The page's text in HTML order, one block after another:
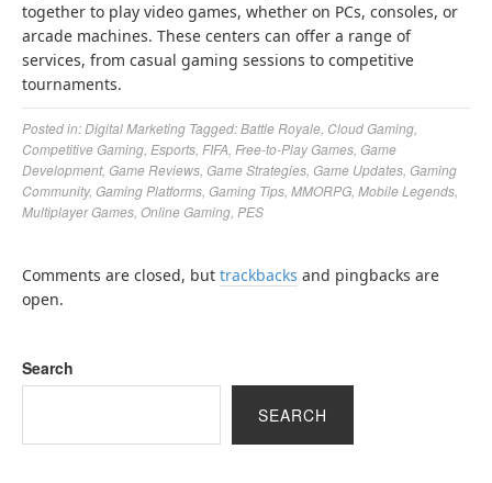
together to play video games, whether on PCs, consoles, or
arcade machines. These centers can offer a range of
services, from casual gaming sessions to competitive
tournaments.
Posted in:Digital Marketing Tagged:Battle Royale Cloud Gaming
Competitive Gaming Esports FIFA Free-to-Play Games Game
Development, Game Reviews Game Strategies Game Updates Gaming
Community, Gaming Platforms Gaming Tips MMORPG Mobile Legends
Multiplayer Games Online Gaming PES
Comments are closed, but trackbacks and pingbacks are
open.
Search
SEARCH